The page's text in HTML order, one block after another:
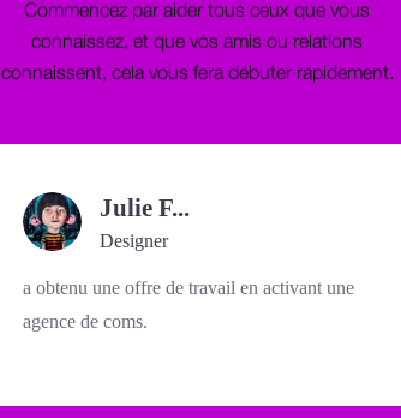
Commencez par aider tous ceux que vous
connaissez, et que vos amis ou relations
connaissent, cela vous fera débuter rapidement.
Julie F...
Designer
a obtenu une offre de travail en activant une
agence de coms.